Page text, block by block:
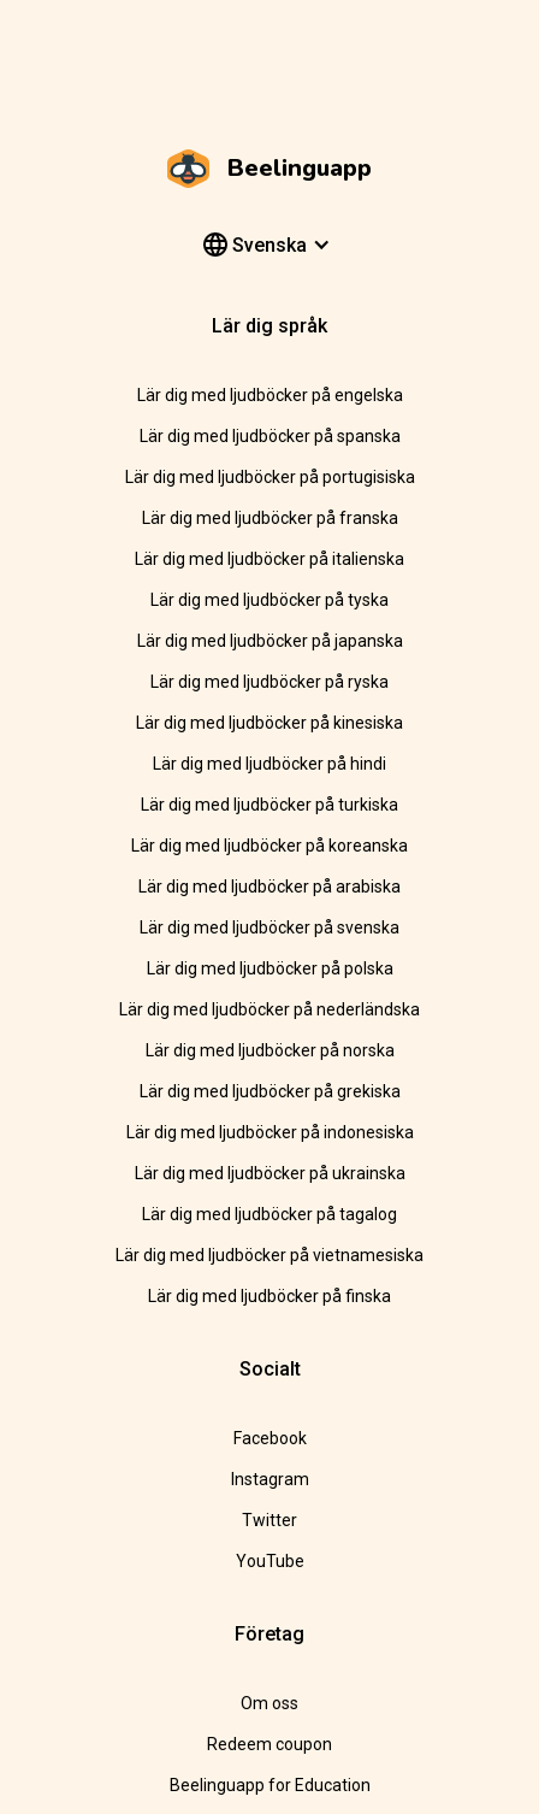
Beelinguapp
Svenska
Lär dig språk
Lär dig med ljudböcker på engelska
Lär dig med ljudböcker på spanska
Lär dig med ljudböcker på portugisiska
Lär dig med ljudböcker på franska
Lär dig med ljudböcker på italienska
Lär dig med ljudböcker på tyska
Lär dig med ljudböcker på japanska
Lär dig med ljudböcker på ryska
Lär dig med ljudböcker på kinesiska
Lär dig med ljudböcker på hindi
Lär dig med ljudböcker på turkiska
Lär dig med ljudböcker på koreanska
Lär dig med ljudböcker på arabiska
Lär dig med ljudböcker på svenska
Lär dig med ljudböcker på polska
Lär dig med ljudböcker på nederländska
Lär dig med ljudböcker på norska
Lär dig med ljudböcker på grekiska
Lär dig med ljudböcker på indonesiska
Lär dig med ljudböcker på ukrainska
Lär dig med ljudböcker på tagalog
Lär dig med ljudböcker på vietnamesiska
Lär dig med ljudböcker på finska
Socialt
Facebook
Instagram
Twitter
YouTube
Företag
Om oss
Redeem coupon
Beelinguapp for Education